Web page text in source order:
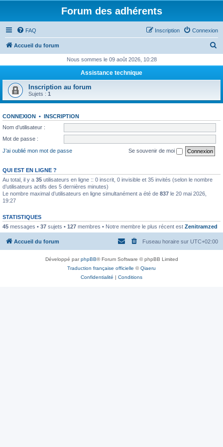
Forum des adhérents
FAQ Connexion
Inscription
Accueil du forum
h
r
Nous sommes le 09 août 2026, 10:28
Assistance technique
Inscription au forum
Sujets : 1
CONNEXION • INSCRIPTION
Nom d’utilisateur :
Mot de passe :
J’ai oublié mon mot de passe
Se souvenir de moi
QUI EST EN LIGNE ?
Au total, il y a 35 utilisateurs en ligne :: 0 inscrit, 0 invisible et 35 invités (selon le nombre
d’utilisateurs actifs des 5 dernières minutes)
Le nombre maximal d’utilisateurs en ligne simultanément a été de 837 le 20 mai 2026,
19:27
STATISTIQUES
45 messages • 37 sujets • 127 membres • Notre membre le plus récent est Zenitramzed
Accueil du forum Fuseau horaire sur UTC+02:00
Développé parphpBB® Forum Software © phpBB Limited
Traduction française officielle ©Qiaeru
Confidentialité | Conditions